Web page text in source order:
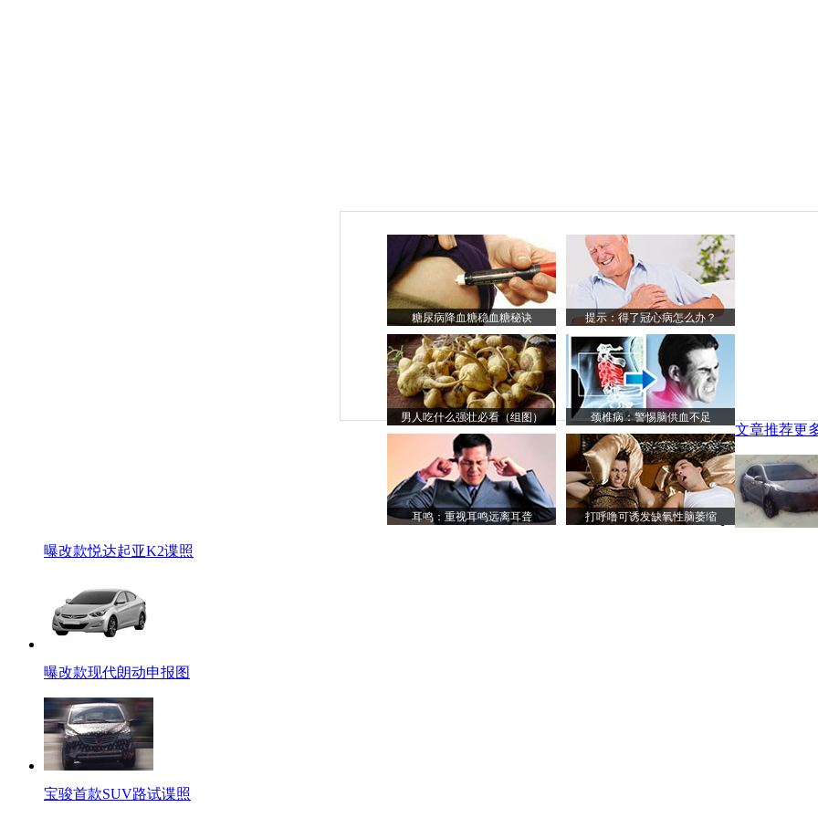
糖尿病降血糖稳血糖秘诀 提示：得了冠心病怎么办？
男人吃什么强壮必看（组图） 颈椎病：警惕脑供血不足
耳鸣：重视耳鸣远离耳聋 打呼噜可诱发缺氧性脑萎缩
文章推荐更
曝改款悦达起亚K2谍照
曝改款现代朗动申报图
宝骏首款SUV路试谍照